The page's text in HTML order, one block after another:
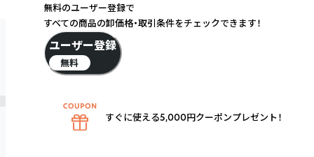
無料のユーザー登録で
すべての商品の卸価格・取引条件をチェックできます！
ユーザー登録
無料
すぐに使える5,000円クーポンプレゼント！